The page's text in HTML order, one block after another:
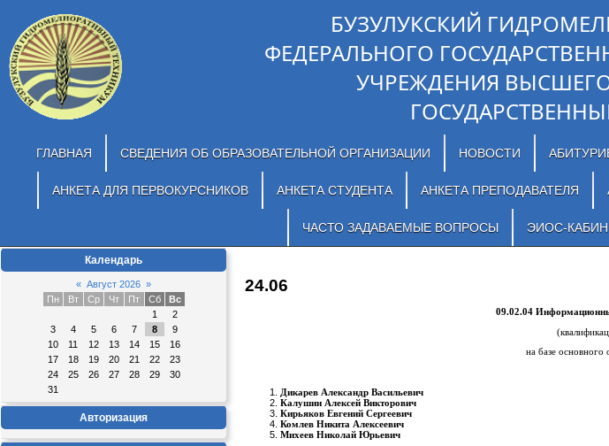
БУЗУЛУКСКИЙ
ФЕДЕРАЛЬНОГО
УЧРЕЖДЕНИЯ
ГЛАВНАЯ СВЕДЕНИЯ ОБ ОБРАЗОВАТЕЛЬНОЙ ОРГАНИЗАЦИИ НОВОСТИ
АНКЕТА ДЛЯ ПЕРВОКУРСНИКОВ АНКЕТА СТУДЕНТА АНКЕТА ПРЕПОДАВАТЕЛЯ
ЧАСТО ЗАДАВАЕМЫЕ ВОПРОСЫ ЭИОС-
Календарь
« Август 2026 »
Пн
Вт Ср Чт Пт Сб
Вс
1
2
3
4 5 6 7 8
9
10
11 12 13 14 15
16
17
18 19 20 21 22
23
24
25 26 27 28 29
30
31
Авторизация
24.06
09.02.04
на базе основного
Дикарев Александр Васильевич
Калушин Алексей Викторович
Кирьяков Евгений Сергеевич
Комлев Никита Алексеевич
Михеев Николай Юрьевич